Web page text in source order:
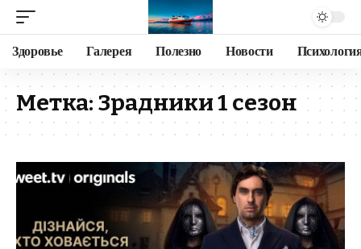
Здоровье Галерея Полезно Новости
Метка: Зрадники 1 сезон